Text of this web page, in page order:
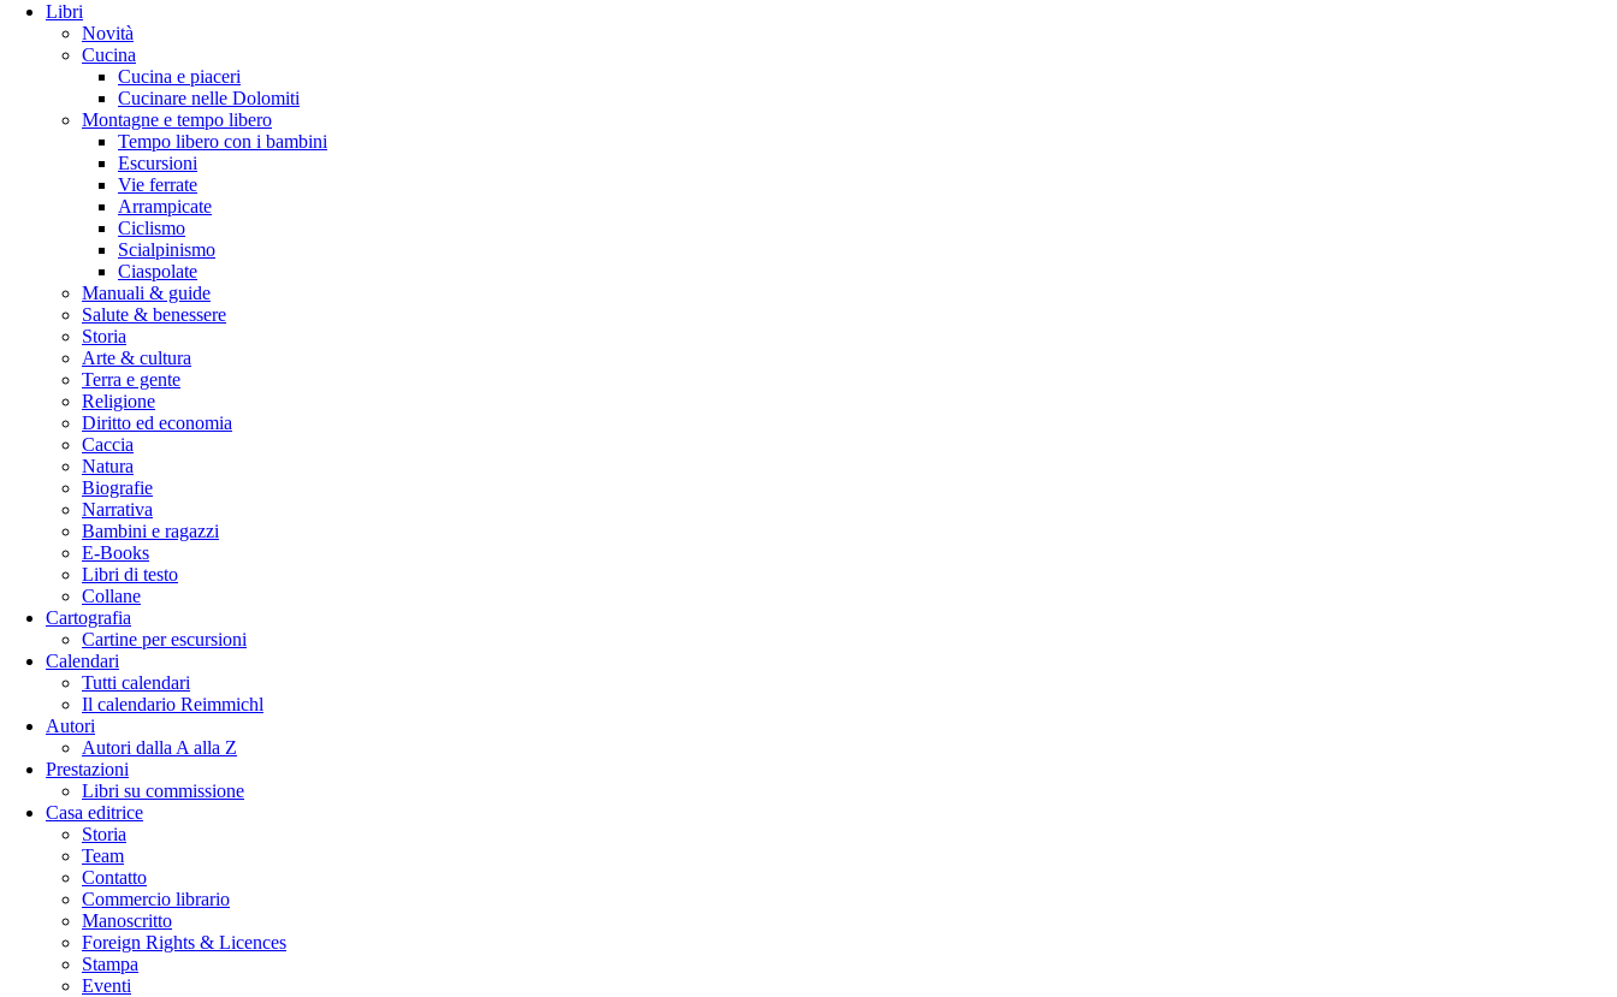
Libri
Novità
Cucina
Cucina e piaceri
Cucinare nelle Dolomiti
Montagne e tempo libero
Tempo libero con i bambini
Escursioni
Vie ferrate
Arrampicate
Ciclismo
Scialpinismo
Ciaspolate
Manuali & guide
Salute & benessere
Storia
Arte & cultura
Terra e gente
Religione
Diritto ed economia
Caccia
Natura
Biografie
Narrativa
Bambini e ragazzi
E-Books
Libri di testo
Collane
Cartografia
Cartine per escursioni
Calendari
Tutti calendari
Il calendario Reimmichl
Autori
Autori dalla A alla Z
Prestazioni
Libri su commissione
Casa editrice
Storia
Team
Contatto
Commercio librario
Manoscritto
Foreign Rights & Licences
Stampa
Eventi